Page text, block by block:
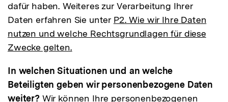
dafür haben. Weiteres zur Verarbeitung Ihrer
Daten erfahren Sie unter P2. Wie wir Ihre Daten
nutzen und welche Rechtsgrundlagen für diese
Zwecke gelten.
In welchen Situationen und an welche
Beteiligten geben wir personenbezogene Daten
weiter?Wir können Ihre personenbezogenen